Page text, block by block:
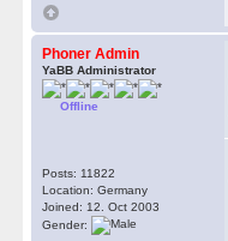
Phoner Admin
YaBB Administrator
Offline
Posts: 11822
Location: Germany
Joined: 12. Oct 2003
Gender: